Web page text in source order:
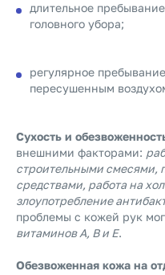
длительное
головного убора;
регулярное
пересушенным
Сухость и
внешними факторами:
строительными смесями,
средствами, работа на
злоупотребление
проблемы с кожей рук
витаминов А, В и Е.
Обезвоженная кожа на